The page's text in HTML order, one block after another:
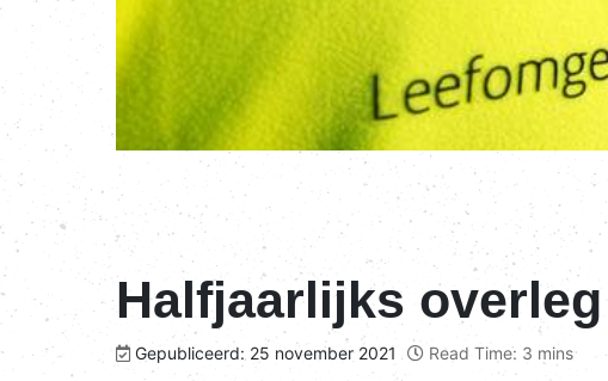
Halfjaarlijks
Gepubliceerd: 25 november 2021 Read Time: 3 mins